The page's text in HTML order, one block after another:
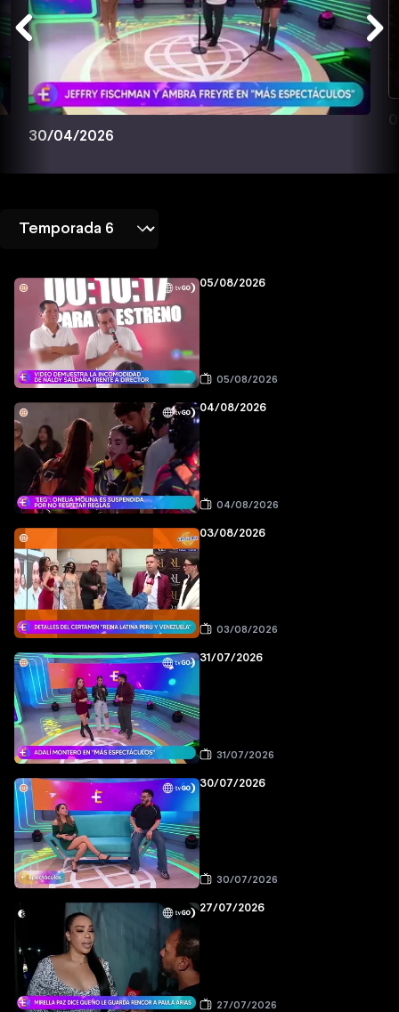
30/04/2026
05/08/2026
05/08/2026
04/08/2026
04/08/2026
03/08/2026
03/08/2026
31/07/2026
31/07/2026
30/07/2026
30/07/2026
27/07/2026
27/07/2026